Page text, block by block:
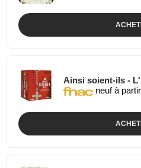
Ainsi soient-ils -
neuf à